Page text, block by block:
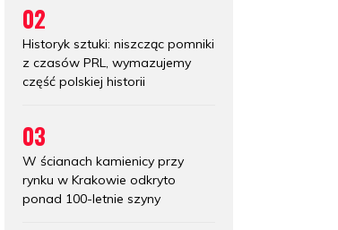
02
Historyk sztuki: niszcząc pomniki
z czasów PRL, wymazujemy
część polskiej historii
03
W ścianach kamienicy przy
rynku w Krakowie odkryto
ponad 100-letnie szyny